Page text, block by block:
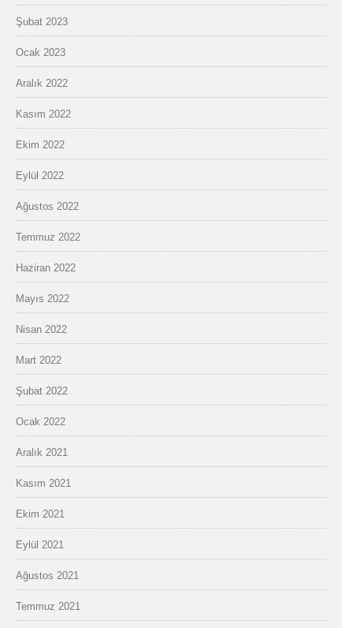
Şubat 2023
Ocak 2023
Aralık 2022
Kasım 2022
Ekim 2022
Eylül 2022
Ağustos 2022
Temmuz 2022
Haziran 2022
Mayıs 2022
Nisan 2022
Mart 2022
Şubat 2022
Ocak 2022
Aralık 2021
Kasım 2021
Ekim 2021
Eylül 2021
Ağustos 2021
Temmuz 2021